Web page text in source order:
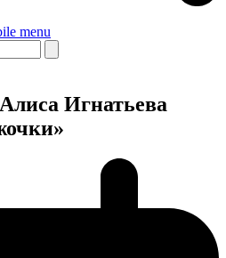
menu
Игнатьева